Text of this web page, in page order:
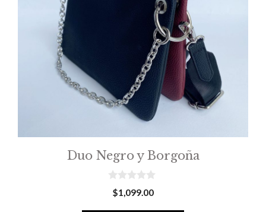
Duo Negro y Borgoña
o$1,099.00